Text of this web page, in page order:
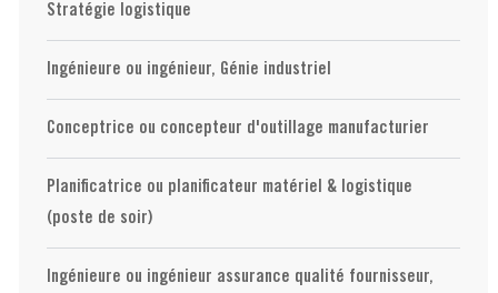
Stratégie logistique
Ingénieure ou ingénieur, Génie industriel
Conceptrice ou concepteur d'outillage manufacturier
Planificatrice ou planificateur matériel & logistique
(poste de soir)
Ingénieure ou ingénieur assurance qualité fournisseur,